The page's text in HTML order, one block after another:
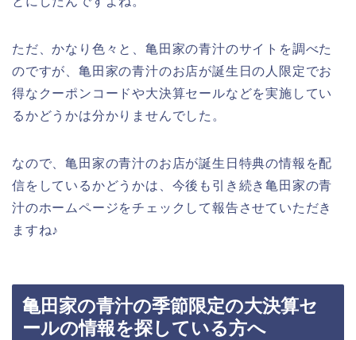
ただ、かなり色々と、亀田家の青汁のサイトを調べた
のですが、亀田家の青汁のお店が誕生日の人限定でお
得なクーポンコードや大決算セールなどを実施してい
るかどうかは分かりませんでした。
なので、亀田家の青汁のお店が誕生日特典の情報を配
信をしているかどうかは、今後も引き続き亀田家の青
汁のホームページをチェックして報告させていただき
ますね♪
亀田家の青汁の季節限定の大決算セ
ールの情報を探している方へ